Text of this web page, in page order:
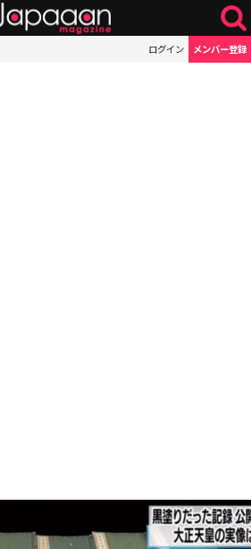
ログイン メンバー登録